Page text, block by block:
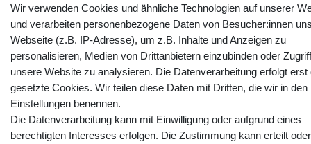
Wir verwenden Cookies und ähnliche Technologien auf unserer
und verarbeiten personenbezogene Daten von Besucher:innen
Webseite (z.B. IP-Adresse), um z.B. Inhalte und Anzeigen zu
personalisieren, Medien von Drittanbietern einzubinden oder
unsere Website zu analysieren. Die Datenverarbeitung erfolgt erst
gesetzte Cookies. Wir teilen diese Daten mit Dritten, die wir in den
Einstellungen benennen.
Die Datenverarbeitung kann mit Einwilligung oder aufgrund eines
berechtigten Interesses erfolgen. Die Zustimmung kann erteilt oder